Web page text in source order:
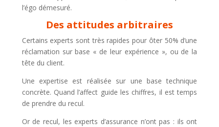
l’égo démesuré.
Des attitudes arbitraires
Certains experts sont très rapides pour ôter 50% d’une
réclamation sur base « de leur expérience », ou de la
tête du client.
Une expertise est réalisée sur une base technique
concrète. Quand l’affect guide les chiffres, il est temps
de prendre du recul.
Or de recul, les experts d’assurance n’ont pas : ils ont